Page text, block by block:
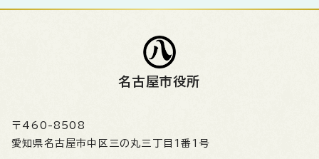
名古屋市役所
〒460-8508
愛知県名古屋市中区三の丸三丁目1番1号